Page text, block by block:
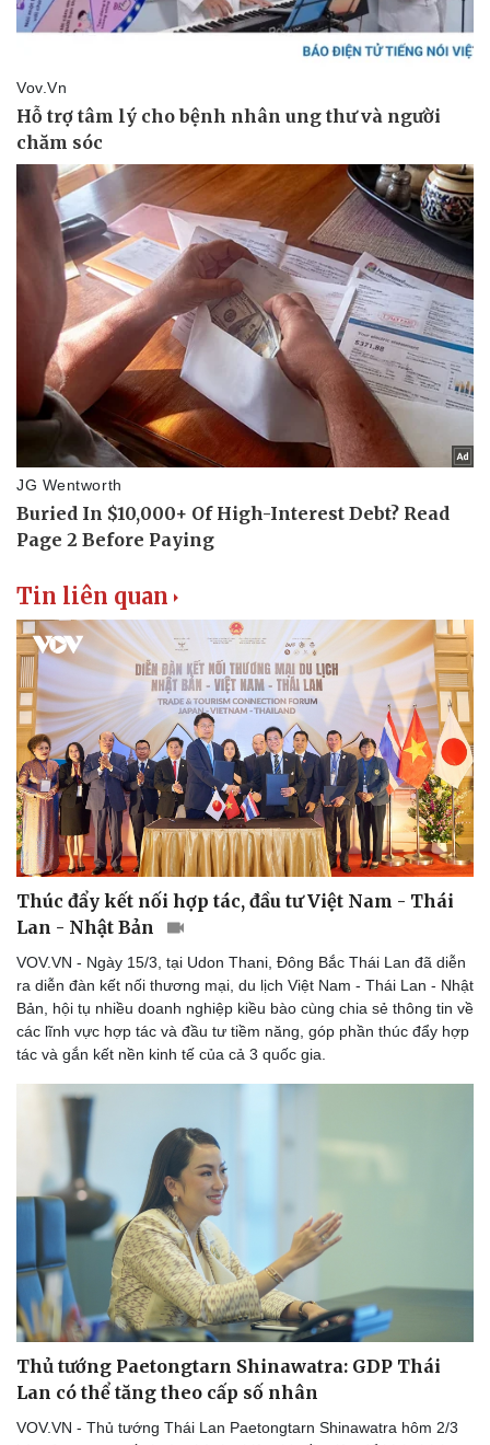
Thể thao
Bóng đá
Lịch thi đấu bóng đá
Thế giới thể thao
eSports
Hậu trường
Ô tô - Xe máy
Ô tô
Xe máy
Tư vấn
Tin liên quan
Thúc đẩy kết nối hợp tác, đầu tư Việt Nam - Thái
Lan - Nhật Bản
VOV.VN - Ngày 15/3, tại Udon Thani, Đông Bắc Thái Lan đã diễn
ra diễn đàn kết nối thương mại, du lịch Việt Nam - Thái Lan - Nhật
Bản, hội tụ nhiều doanh nghiệp kiều bào cùng chia sẻ thông tin về
các lĩnh vực hợp tác và đầu tư tiềm năng, góp phần thúc đẩy hợp
tác và gắn kết nền kinh tế của cả 3 quốc gia.
Thủ tướng Paetongtarn Shinawatra: GDP Thái
Lan có thể tăng theo cấp số nhân
VOV.VN - Thủ tướng Thái Lan Paetongtarn Shinawatra hôm 2/3